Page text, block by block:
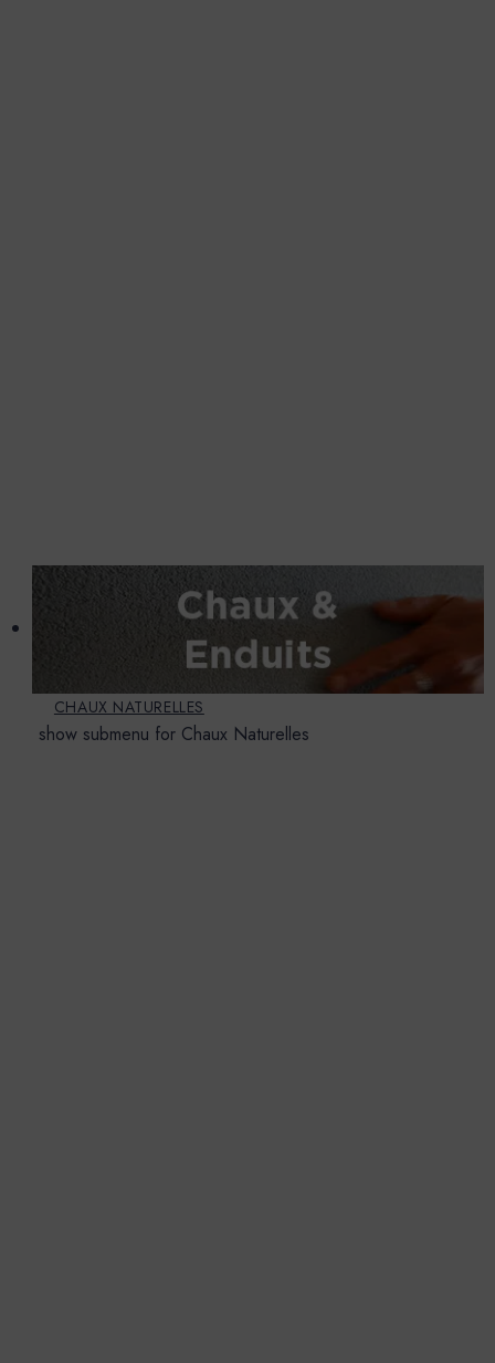
CHAUX NATURELLES
show submenu for Chaux Naturelles